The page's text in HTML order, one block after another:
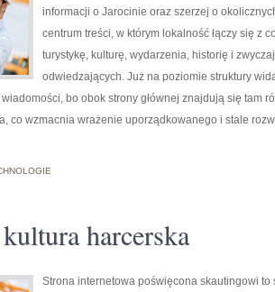
informacji o Jarocinie oraz szerzej o
centrum treści, w którym lokalność łączy się z
turystykę, kulturę, wydarzenia, historię i
odwiedzających. Już na poziomie struktury
bo obok strony głównej znajdują się tam
co wzmacnia wrażenie uporządkowanego i stale
harcerska
Strona internetowa poświęcona skautingowi to